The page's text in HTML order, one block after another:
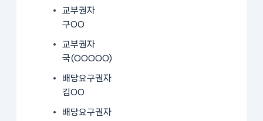
교부권자
구OO
교부권자
국(OOOOO)
배당요구권자
김OO
배당요구권자